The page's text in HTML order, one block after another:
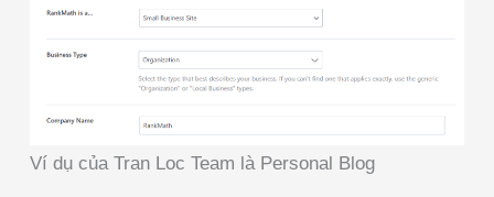
Ví dụ của Tran Loc Team là Personal Blog